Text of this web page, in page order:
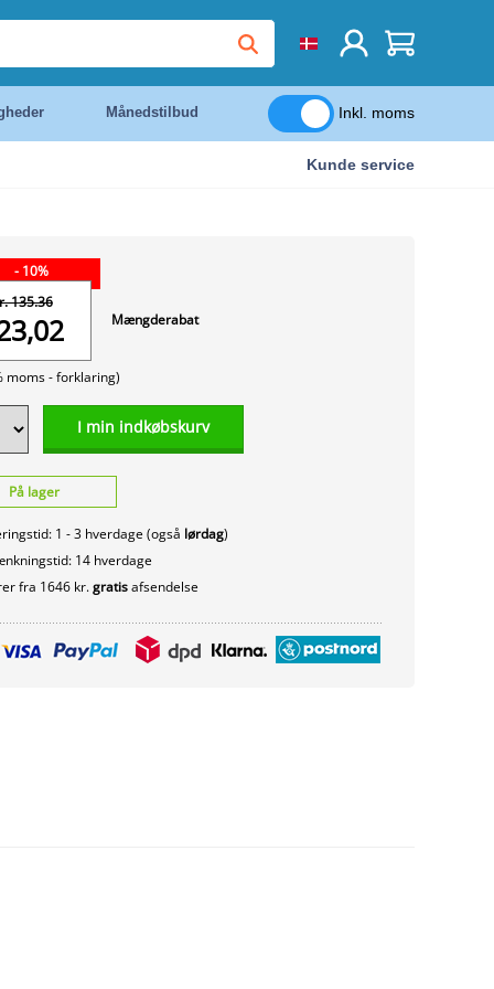
Månedstilbud Inkl. moms
Kunde service
- 10%
135.36
moms -forklaring)
Mængderabat
I min indkøbskurv
På lager
1 - 3 hverdage (også lørdag)
14 hverdage
fra 1646 kr.gratisafsendelse